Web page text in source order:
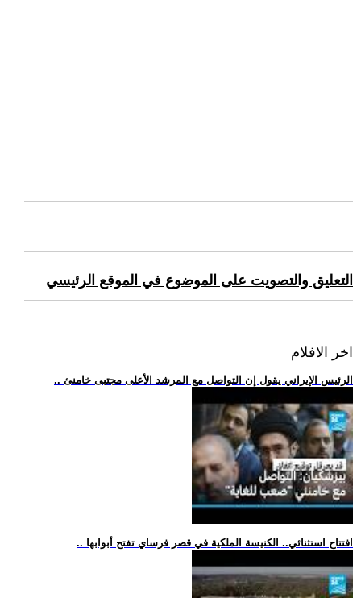
التعليق والتصويت على الموضوع في الموقع الرئيسي
اخر الافلام
.. الرئيس الإيراني يقول إن التواصل مع المرشد الأعلى مجتبى خامنئ
.. افتتاح استثنائي.. الكنيسة الملكية في قصر فرساي تفتح أبوابها